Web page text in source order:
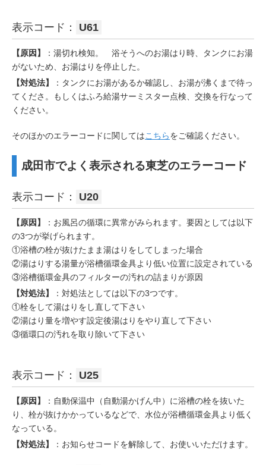
表示コード： U61
【原因】
：湯切れ検知。 浴そうへのお湯はり時、タンクにお湯
がないため、お湯はりを停止した。
【対処法】
：タンクにお湯があるか確認し、お湯が沸くまで待っ
てくださ。もしくはふろ給湯サーミスター点検、交換を行なって
ください。
そのほかのエラーコードに関してはこちらをご確認ください。
成田市でよく表示される東芝のエラーコード
表示コード： U20
【原因】
：お風呂の循環に異常がみられます。要因としては以下
の3つが挙げられます。
①浴槽の栓が抜けたまま湯はりをしてしまった場合
②湯はりする湯量が浴槽循環金具より低い位置に設定されている
③浴槽循環金具のフィルターの汚れの詰まりが原因
【対処法】
：対処法としては以下の3つです。
①栓をして湯はりをし直して下さい
②湯はり量を増やす設定後湯はりをやり直して下さい
③循環口の汚れを取り除いて下さい
表示コード： U25
【原因】
：自動保温中（自動湯かげん中）に浴槽の栓を抜いた
り、栓が抜けかかっているなどで、水位が浴槽循環金具より低く
なっている。
【対処法】
：お知らせコードを解除して、お使いいただけます。